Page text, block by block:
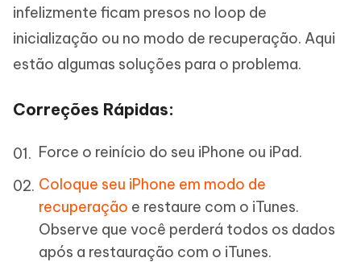
infelizmente ficam presos no loop de
inicialização ou no modo de recuperação. Aqui
estão algumas soluções para o problema.
Correções Rápidas:
Force o reinício do seu iPhone ou iPad.
Coloque seu iPhone em modo de
recuperação e restaure com o iTunes.
Observe que você perderá todos os dados
após a restauração com o iTunes.